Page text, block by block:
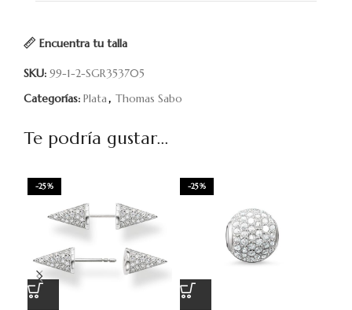
Encuentra tu talla
SKU: 99-1-2-SGR353705
Categorías: Plata, Thomas Sabo
Te podría gustar...
-25% -25%